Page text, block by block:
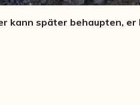
kann später behaupten,